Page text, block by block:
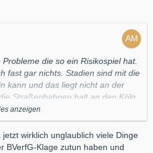
die so ein Risikospiel hat.
fast gar nichts. Stadien sind mit die
kann und das liegt nicht an der
Straßenbahnen halt an den Köln
Bahn mit gegnerischen Fans vorbei
da sind vermutlich sehr viele
Stadionverbot haben. Wieso sollte
dass die Polizei die Anreise der
anzeigen
wirklich unglaublich viele Dinge
BVerfG-Klage zutun haben und